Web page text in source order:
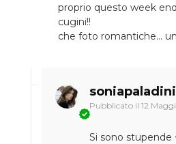
proprio questo week
cugini!!
che foto romantiche…
soniapaladini
Pubblicato il 12
Si sono stupende